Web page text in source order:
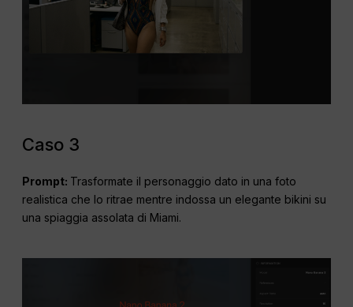
Caso 3
Prompt: Trasformate il personaggio dato in una foto
realistica che lo ritrae mentre indossa un elegante bikini su
una spiaggia assolata di Miami.